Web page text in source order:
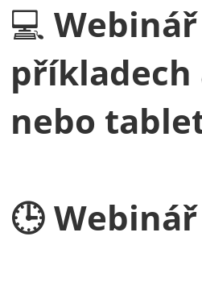
💻
příkladech
nebo
🕒